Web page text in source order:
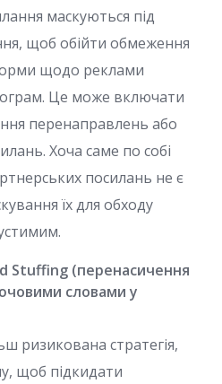
маскуються під
щоб обійти обмеження
щодо реклами
Це може включати
перенаправлень або
Хоча саме по собі
посилань не є
їх для обходу
Stuffing (перенасичення
словами у
ризикована стратегія,
щоб підкидати